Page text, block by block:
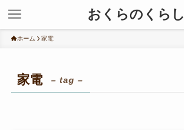
おくらのくらし
ホーム 家電
家電 – tag –